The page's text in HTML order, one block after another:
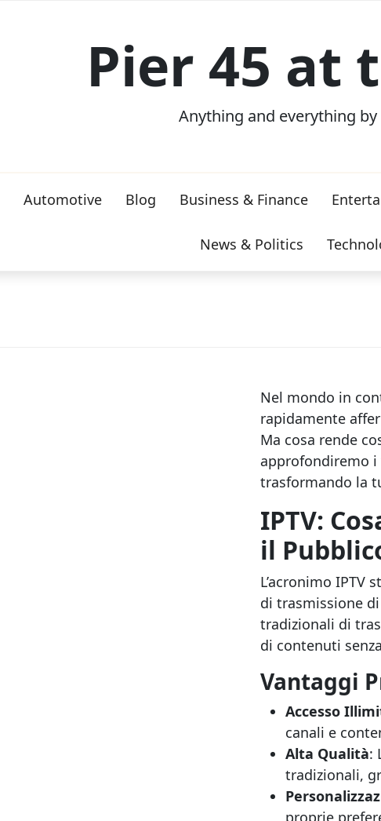
Pier 45 at
Anything and everything
Automotive Blog Business & Finance
News & Politics
Nel mondo in
rapidamente
Ma cosa rende
approfondiremo i
trasformando la
IPTV:
il
L’acronimo IPTV
di trasmissione
tradizionali di
di contenuti
Vantaggi
Accesso
canali e
Alta Qualità:
tradizionali,
proprie